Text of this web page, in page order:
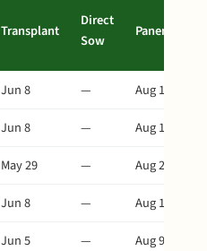
Transplant
Direct
Sow
Panen
Jun 8 —
Aug 12
Jun 8 —
Aug 12
May 29 —
Aug 2
Jun 8 —
Aug 12
Jun 5 —
Aug 9